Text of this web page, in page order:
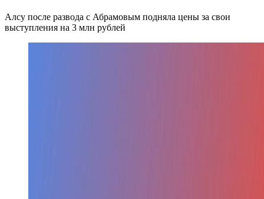
Алсу после развода с Абрамовым подняла цены за свои
выступления на 3 млн рублей